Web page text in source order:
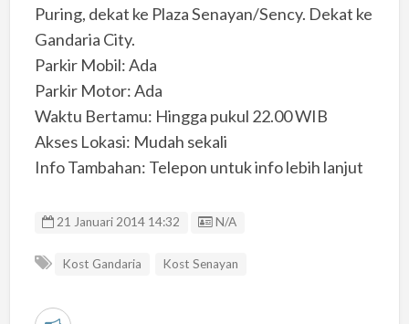
Puring, dekat ke Plaza Senayan/Sency. Dekat ke
Gandaria City.
Parkir Mobil: Ada
Parkir Motor: Ada
Waktu Bertamu: Hingga pukul 22.00 WIB
Akses Lokasi: Mudah sekali
Info Tambahan: Telepon untuk info lebih lanjut
21 Januari 2014 14:32 Listing ID
N/A
Kost Gandaria Kost Senayan